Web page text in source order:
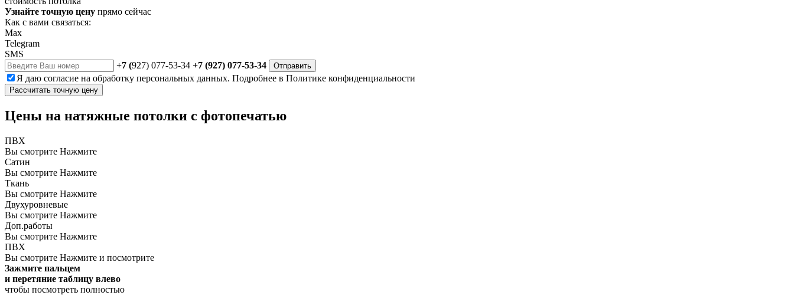
Узнайте точную цену прямо сейчас
Как с вами связаться:
Max
Telegram
SMS
+7 (927) 077-53-34 +7 (927) 077-53-34 Отправить
Я даю согласие на обработку персональных данных. Подробнее в Политике конфиденциальности
Рассчитать точную цену
Цены на натяжные потолки с фотопечатью
ПВХ
Вы смотрите Нажмите
Сатин
Вы смотрите Нажмите
Ткань
Вы смотрите Нажмите
Двухуровневые
Вы смотрите Нажмите
Доп.работы
Вы смотрите Нажмите
ПВХ
Вы смотрите Нажмите и посмотрите
Зажмите пальцем
и перетяние таблицу влево
чтобы посмотреть полностью